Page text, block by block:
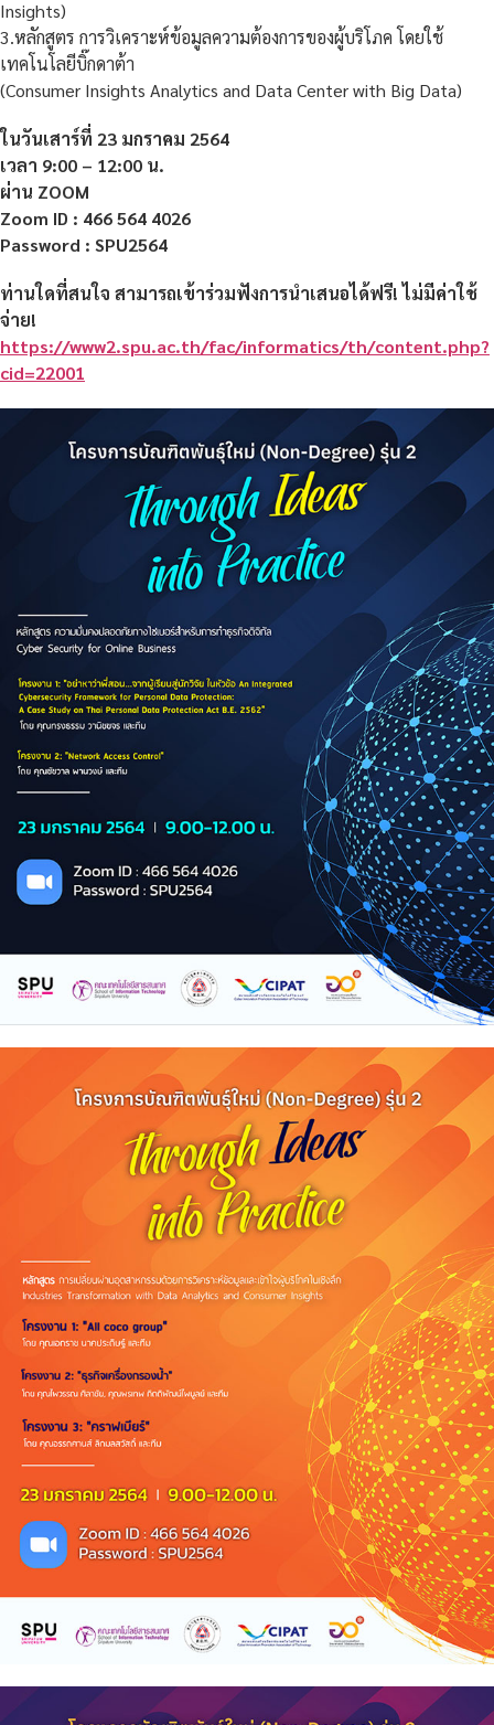
Insights)
3.หลักสูตร การวิเคราะห์ข้อมูลความต้องการของผู้บริโภค โดยใช้
เทคโนโลยีบิ๊กดาต้า
(Consumer Insights Analytics and Data Center with Big Data)
ในวันเสาร์ที่ 23 มกราคม 2564
เวลา 9:00 – 12:00 น.
ผ่าน ZOOM
Zoom ID : 466 564 4026
Password : SPU2564
ท่านใดที่สนใจ สามารถเข้าร่วมฟังการนำเสนอได้ฟรี! ไม่มีค่าใช้
จ่าย!
https://www2.spu.ac.th/fac/informatics/th/content.php?
cid=22001